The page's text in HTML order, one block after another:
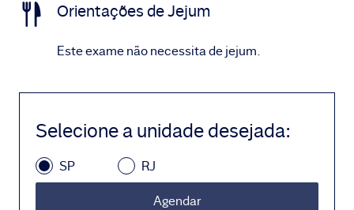
Orientações de Jejum
Este exame não necessita de jejum.
Selecione a unidade desejada:
SP RJ
Agendar